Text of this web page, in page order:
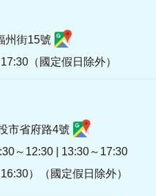
州街15號
（國定假日除外）
市省府路4號
～12:30 | 13:30～17:30
）（國定假日除外）